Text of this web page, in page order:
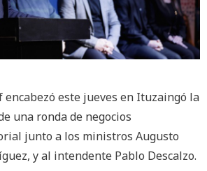
encabezó este jueves en Ituzaingó la
una ronda de negocios
junto a los ministros Augusto
y al intendente Pablo Descalzo.